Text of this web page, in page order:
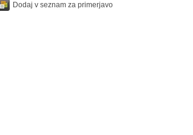
Dodaj v seznam za primerjavo